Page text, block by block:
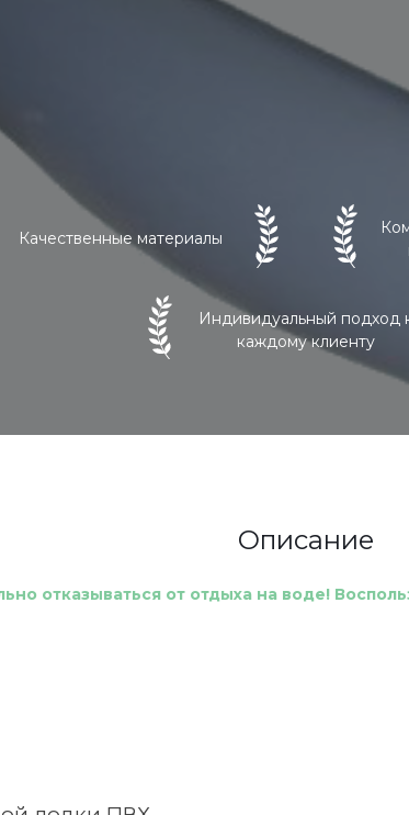
Качественные материалы
Индивидуальный подход
каждому клиенту
Описание
отказываться от отдыха на воде!